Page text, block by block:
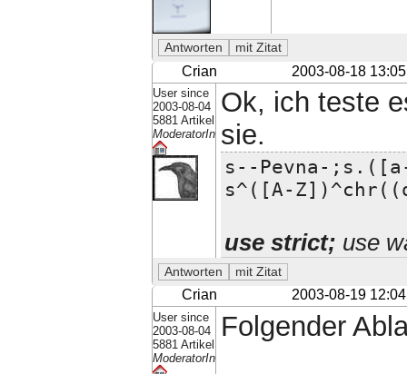
Crian 2003-08-18 13:05
User since
2003-08-04
5881 Artikel
ModeratorIn
Ok, ich teste
sie.
s--Pevna-
s^([A-
use strict; use
Crian 2003-08-19 12:04
User since
2003-08-04
5881 Artikel
ModeratorIn
Folgender